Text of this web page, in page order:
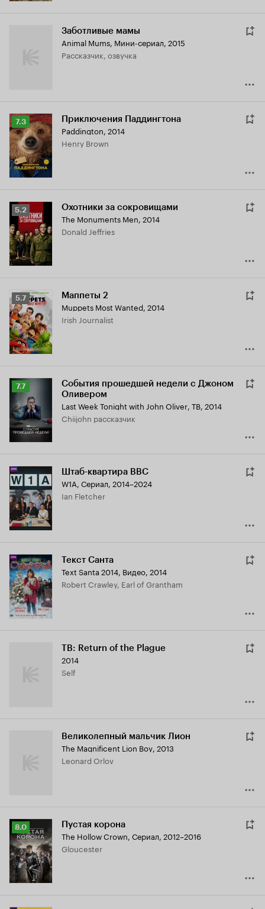
Заботливые мамы
Animal Mums, Мини-сериал, 2015
рассказчик, озвучка
Рейтинг
Кинопоиска
7.3
7.3 Приключения Паддингтона
Paddington, 2014
Henry Brown
Рейтинг
Кинопоиска
5.2
5.2 Охотники за сокровищами
The Monuments Men, 2014
Donald Jeffries
Рейтинг
Кинопоиска
5.7
5.7 Маппеты 2
Muppets Most Wanted, 2014
Irish Journalist
Рейтинг
Кинопоиска
7.7
7.7
События прошедшей недели с Джоном
Оливером
Last Week Tonight with John Oliver, ТВ, 2014
Chiijohn рассказчик
Штаб-квартира BBC
W1A, Сериал, 2014–2024
Ian Fletcher
Текст Санта
Text Santa 2014, Видео, 2014
Robert Crawley, Earl of Grantham
TB: Return of the Plague
2014
Self
Великолепный мальчик Лион
The Magnificent Lion Boy, 2013
Leonard Orlov
Рейтинг
Кинопоиска
8.0
8.0 Пустая корона
The Hollow Crown, Сериал, 2012–2016
Gloucester